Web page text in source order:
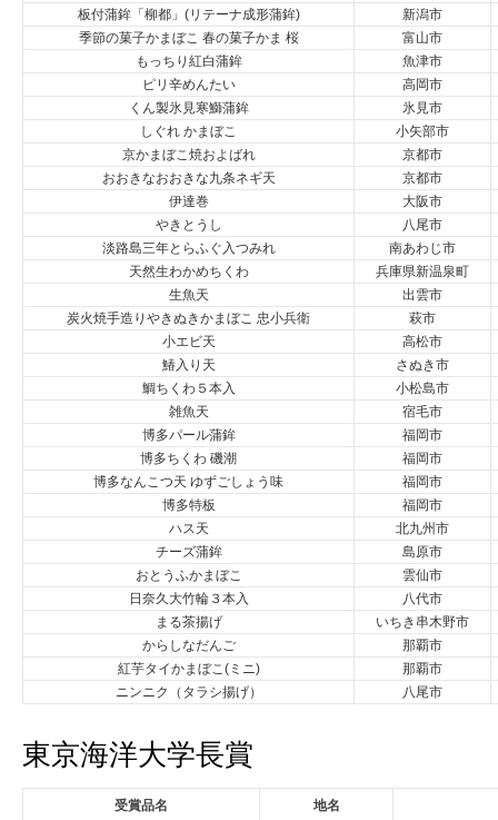
板付蒲鉾「柳都」(リテーナ成形蒲鉾)
新潟市
季節の菓子かまぼこ 春の菓子かま 桜
富山市
もっちり紅白蒲鉾
魚津市
ピリ辛めんたい
高岡市
くん製氷見寒鰤蒲鉾
氷見市
しぐれ かまぼこ
小矢部市
京かまぼこ焼およばれ
京都市
おおきなおおきな九条ネギ天
京都市
伊達巻
大阪市
やきとうし
八尾市
淡路島三年とらふぐ入つみれ
南あわじ市
天然生わかめちくわ
兵庫県新温泉町
生魚天
出雲市
炭火焼手造りやきぬきかまぼこ 忠小兵衛
萩市
小エビ天
高松市
鰆入り天
さぬき市
鯛ちくわ５本入
小松島市
雑魚天
宿毛市
博多パール蒲鉾
福岡市
博多ちくわ 磯潮
福岡市
博多なんこつ天 ゆずごしょう味
福岡市
博多特板
福岡市
ハス天
北九州市
チーズ蒲鉾
島原市
おとうふかまぼこ
雲仙市
日奈久大竹輪３本入
八代市
まる茶揚げ
いちき串木野市
からしなだんご
那覇市
紅芋タイかまぼこ(ミニ)
那覇市
ニンニク（タラシ揚げ）
八尾市
東京海洋大学長賞
受賞品名 地名